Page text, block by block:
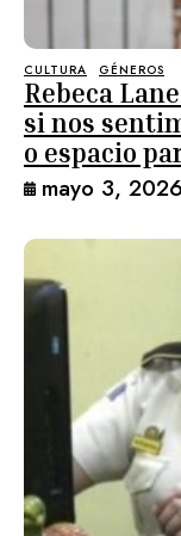
CULTURA GÉNEROS
Rebeca
si nos
o espacio
mayo 3, 2026